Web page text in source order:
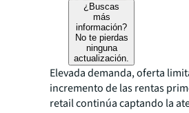
¿Buscas
más
información?
No te pierdas
ninguna
actualización.
Elevada demanda, oferta
incremento de las rentas
retail continúa captando la